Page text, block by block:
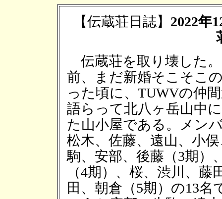
【伝蔵荘日誌】 2022年
伝蔵荘を取り壊した
前、まだ新婚そこそこ
った頃に、TUWVの仲
語らって北八ヶ岳山中
た山小屋である。メン
松木、佐藤、遠山、小
駒、安部、後藤（3期）
（4期）、桜、渋川、藤
田、朝倉（5期）の13名